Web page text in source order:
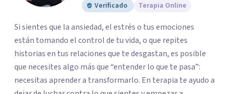
Verificado
Terapia Online
Si sientes que la ansiedad, el estrés o tus emociones
están tomando el control de tu vida, o que repites
historias en tus relaciones que te desgastan, es posible
que necesites algo más que “entender lo que te pasa”:
necesitas aprender a transformarlo. En terapia te ayudo a